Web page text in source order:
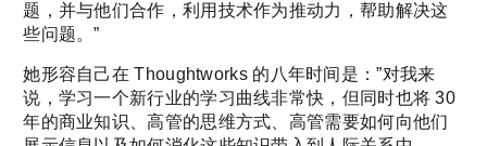
题，并与他们合作，利用技术作为推动力，帮助解决这
些问题。”
她形容自己在 Thoughtworks 的八年时间是：”对我来
说，学习一个新行业的学习曲线非常快，但同时也将 30
年的商业知识、高管的思维方式、高管需要如何向他们